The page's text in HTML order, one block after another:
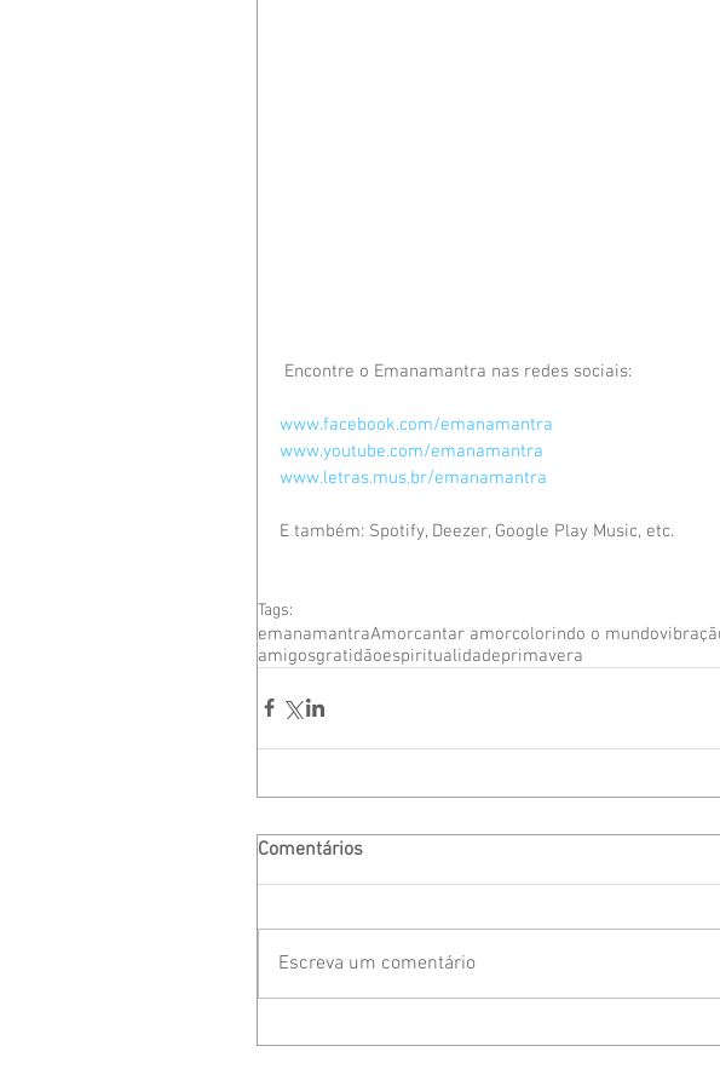
Encontre o Emanamantra nas redes sociais:
www.facebook.com/emanamantra
www.youtube.com/emanamantra
www.letras.mus.br/emanamantra
E também: Spotify, Deezer, Google Play Music, etc.
Tags:
emanamantraAmorcantar amorcolorindo o mundo
amigosgratidãoespiritualidadeprimavera
Comentários
Escreva um comentário